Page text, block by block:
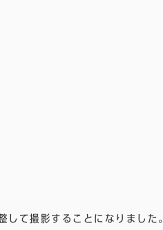
て撮影することになりました。